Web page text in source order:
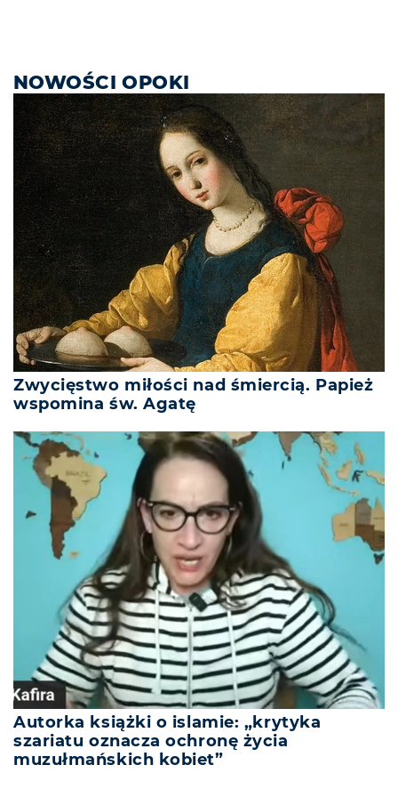
NOWOŚCI OPOKI
Zwycięstwo miłości nad śmiercią. Papież
wspomina św. Agatę
Autorka książki o islamie: „krytyka
szariatu oznacza ochronę życia
muzułmańskich kobiet”